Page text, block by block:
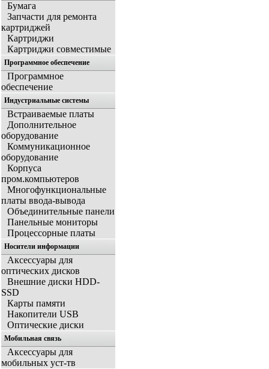
Бумага
Запчасти для ремонта
картриджей
Картриджи
Картриджи совместимые
Программное обеспечение
Программное
обеспечение
Индустриальные системы
Встраиваемые платы
Дополнительное
оборудование
Коммуникационное
оборудование
Корпуса
пром.компьютеров
Многофункциональные
платы ввода-вывода
Объединительные панели
Панельные мониторы
Процессорные платы
Носители информации
Аксессуары для
оптических дисков
Внешние диски HDD-
SSD
Карты памяти
Накопители USB
Оптические диски
Мобильная связь
Аксессуары для
мобильных уст-тв